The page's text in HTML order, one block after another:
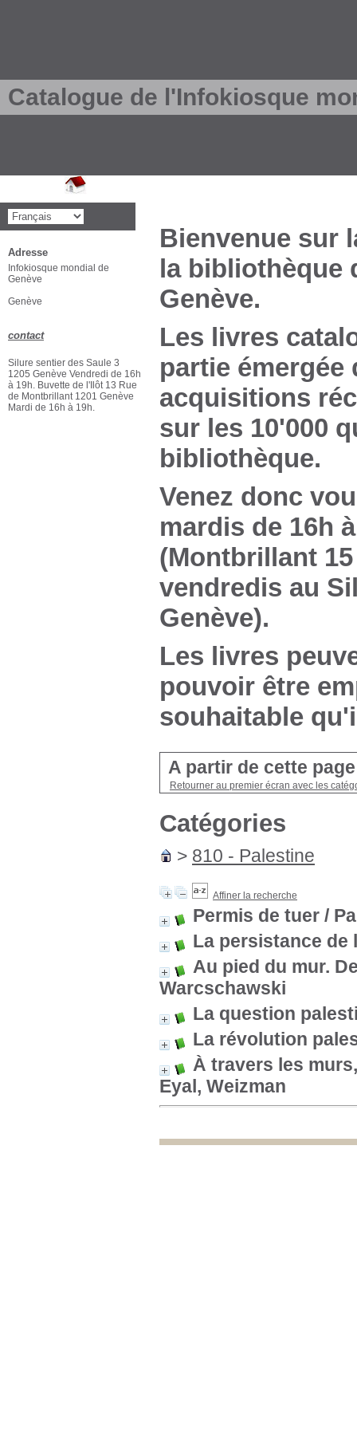
Catalogue de l'Infokiosque
Bienvenue sur
la bibliothèque
Genève.
Les livres
partie
acquisitions
sur les 10'000
bibliothèque.
Venez donc
mardis de 16h
(Montbrillant
vendredis au
Genève).
Les livres
pouvoir être
souhaitable
A partir de cette
Retourner au premier écran avec les
Catégories
> 810 - Palestine
Affiner la recherche
Permis de tuer /
La persistance de
Au pied du mur.
Warcschawski
La question
La révolution
À travers les
Eyal, Weizman
Adresse
Infokiosque mondial de
Genève
Genève
contact
Silure sentier des Saule 3
1205 Genève Vendredi de 16h
à 19h. Buvette de l'Ilôt 13 Rue
de Montbrillant 1201 Genève
Mardi de 16h à 19h.